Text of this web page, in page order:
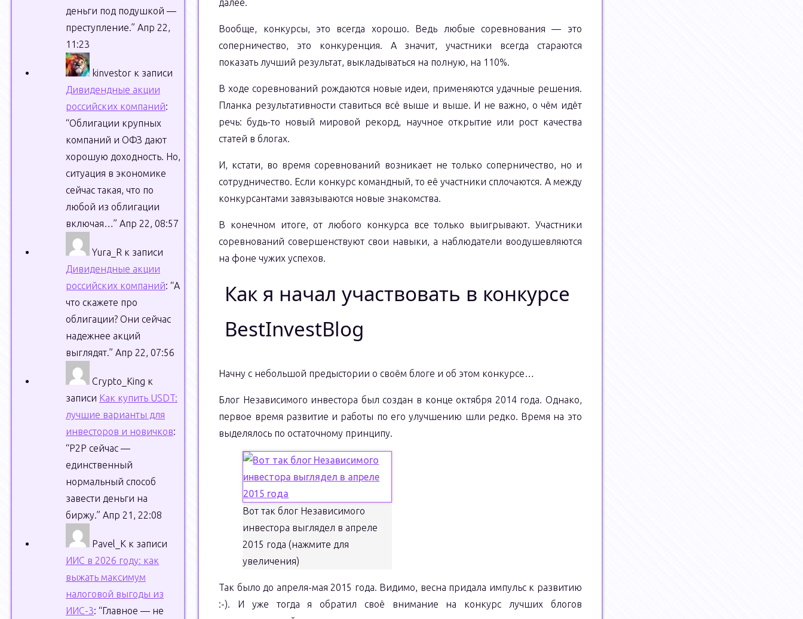
далее.
Вообще, конкурсы, это всегда хорошо. Ведь любые соревнования — это
соперничество, это конкуренция. А значит, участники всегда стараются
показать лучший результат, выкладываться на полную, на 110%.
В ходе соревнований рождаются новые идеи, применяются удачные решения.
Планка результативности ставиться всё выше и выше. И не важно, о чём идёт
речь: будь-то новый мировой рекорд, научное открытие или рост качества
статей в блогах.
И, кстати, во время соревнований возникает не только соперничество, но и
сотрудничество. Если конкурс командный, то её участники сплочаются. А между
конкурсантами завязываются новые знакомства.
В конечном итоге, от любого конкурса все только выигрывают. Участники
соревнований совершенствуют свои навыки, а наблюдатели воодушевляются
на фоне чужих успехов.
Как я начал участвовать в конкурсе
BestInvestBlog
Начну с небольшой предыстории о своём блоге и об этом конкурсе…
Блог Независимого инвестора был создан в конце октября 2014 года. Однако,
первое время развитие и работы по его улучшению шли редко. Время на это
выделялось по остаточному принципу.
Вот так блог Независимого
инвестора выглядел в апреле
2015 года (нажмите для
увеличения)
Так было до апреля-мая 2015 года. Видимо, весна придала импульс к развитию
:-). И уже тогда я обратил своё внимание на конкурс лучших блогов
деньги под подушкой —
преступление.” Апр 22,
11:23
kinvestor к записи
Дивидендные акции
российских компаний:
“Облигации крупных
компаний и ОФЗ дают
хорошую доходность. Но,
ситуация в экономике
сейчас такая, что по
любой из облигации
включая…” Апр 22, 08:57
Yura_R к записи
Дивидендные акции
российских компаний: “А
что скажете про
облигации? Они сейчас
надежнее акций
выглядят.” Апр 22, 07:56
Crypto_King к
записи Как купить USDT:
лучшие варианты для
инвесторов и новичков:
“P2P сейчас —
единственный
нормальный способ
завести деньги на
биржу.” Апр 21, 22:08
Pavel_K к записи
ИИС в 2026 году: как
выжать максимум
налоговой выгоды из
ИИС-3: “Главное — не